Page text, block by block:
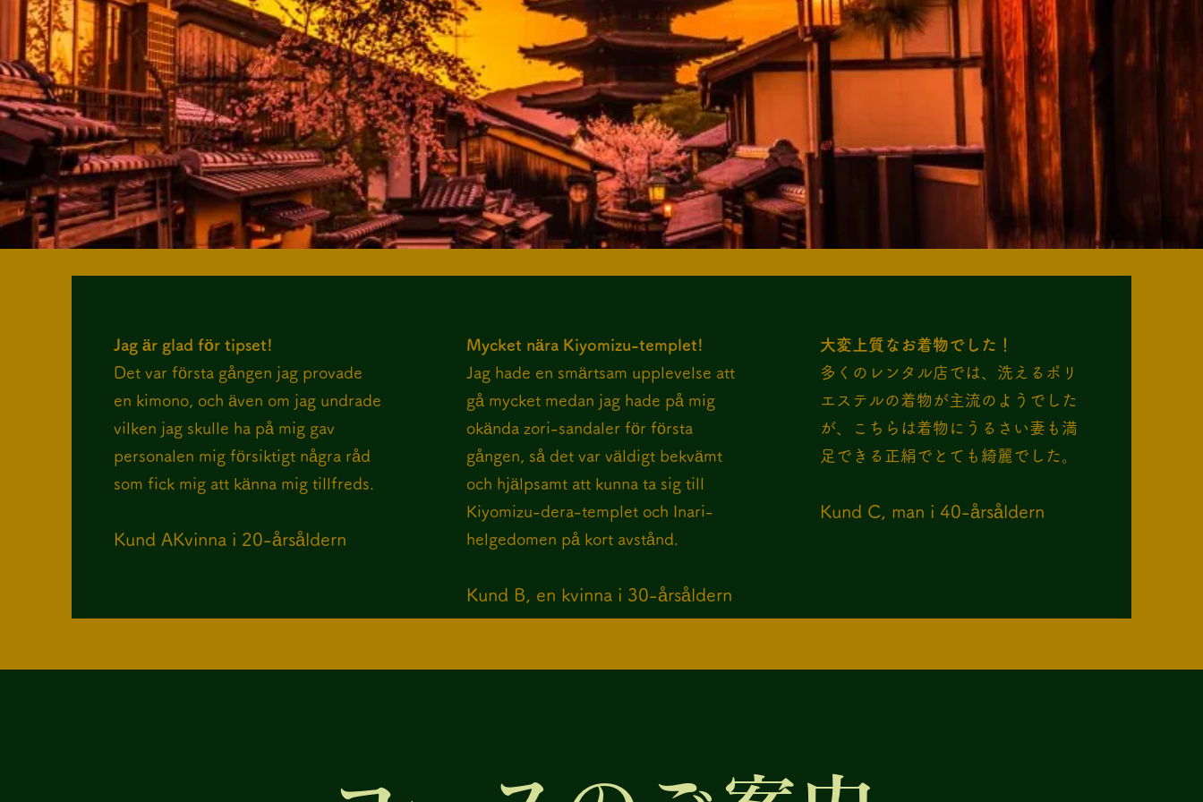
Jag är glad för tipset!
Det var första gången jag provade
en kimono, och även om jag undrade
vilken jag skulle ha på mig gav
personalen mig försiktigt några råd
som fick mig att känna mig tillfreds.
Kund A​Kvinna i 20-årsåldern
Mycket nära Kiyomizu-templet!
Jag hade en smärtsam upplevelse att
gå mycket medan jag hade på mig
okända zori-sandaler för första
gången, så det var väldigt bekvämt
och hjälpsamt att kunna ta sig till
Kiyomizu-dera-templet och Inari-
helgedomen på kort avstånd.
Kund B, en kvinna i 30-årsåldern
大変上質なお着物でした！
多くのレンタル店では、洗えるポリ
エステルの着物が主流のようでした
が、こちらは着物にうるさい妻も満
足できる正絹でとても綺麗でした。
​Kund C, man i 40-årsåldern